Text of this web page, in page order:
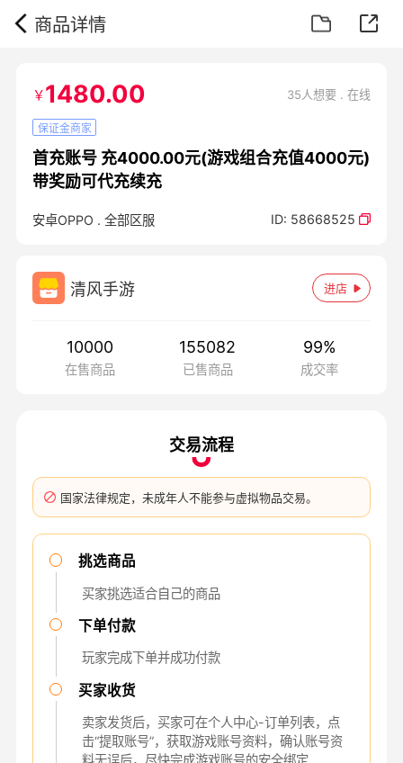
商品详情
￥1480.00 35人想要 . 在线
保证金商家
首充账号 充4000.00元(游戏组合充值4000元)
带奖励可代充续充
安卓OPPO . 全部区服 ID: 58668525
清风手游 进店
10000
在售商品
155082
已售商品
99%
成交率
交易流程
国家法律规定，未成年人不能参与虚拟物品交易。
挑选商品
买家挑选适合自己的商品
下单付款
玩家完成下单并成功付款
买家收货
卖家发货后，买家可在个人中心-订单列表，点
击“提取账号”，获取游戏账号资料，确认账号资
料无误后，尽快完成游戏账号的安全绑定